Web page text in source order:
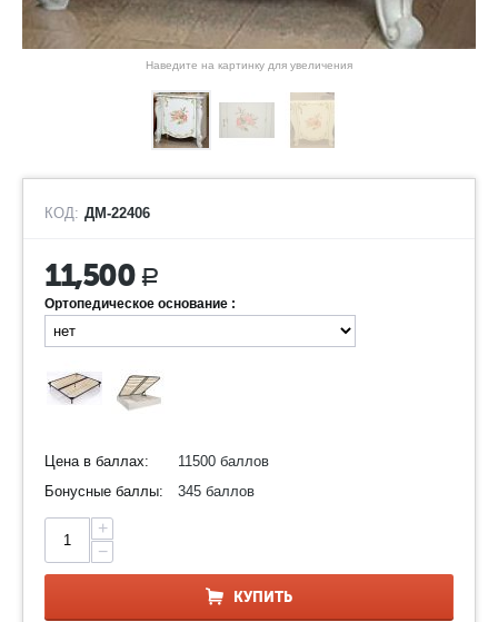
Наведите на картинку для увеличения
КОД: ДМ-22406
11,500 Р
Ортопедическое основание :
Цена в баллах:
11500 баллов
Бонусные баллы:
345 баллов
+
−
КУПИТЬ